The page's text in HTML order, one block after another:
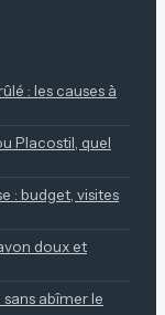
: les causes à
Placostil, quel
: budget, visites
doux et
abîmer le